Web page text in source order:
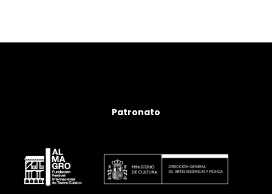
Patronato